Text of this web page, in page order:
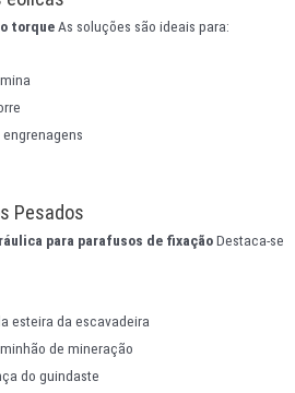
torqueAs soluções são ideais para:
Pesados
para parafusos de fixaçãoDestaca-se
esteira da escavadeira
de mineração
do guindaste